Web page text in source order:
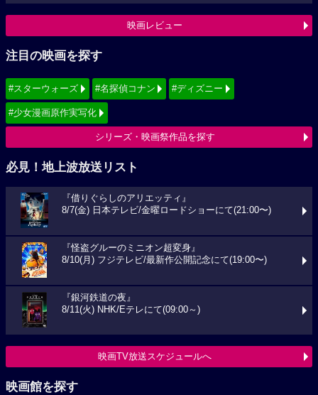
映画レビュー
注目の映画を探す
#スターウォーズ #名探偵コナン #ディズニー
#少女漫画原作実写化
シリーズ・映画祭作品を探す
必見！地上波放送リスト
『借りぐらしのアリエッティ』
8/7(金) 日本テレビ/金曜ロードショーにて(21:00〜)
『怪盗グルーのミニオン超変身』
8/10(月) フジテレビ/最新作公開記念にて(19:00〜)
『銀河鉄道の夜』
8/11(火) NHK/Eテレにて(09:00～)
映画TV放送スケジュールへ
映画館を探す